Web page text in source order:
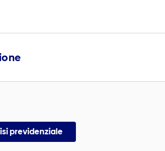
previdenziale